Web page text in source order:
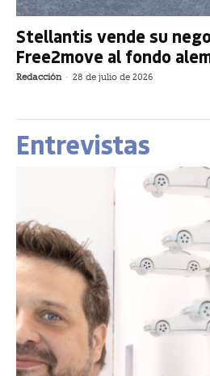
Stellantis vende su
Free2move al fondo
Redacción - 28 de julio de 2026
Entrevistas